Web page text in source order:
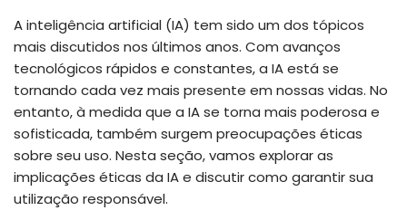
A inteligência artificial (IA) tem sido um dos tópicos
mais discutidos nos últimos anos. Com avanços
tecnológicos rápidos e constantes, a IA está se
tornando cada vez mais presente em nossas vidas. No
entanto, à medida que a IA se torna mais poderosa e
sofisticada, também surgem preocupações éticas
sobre seu uso. Nesta seção, vamos explorar as
implicações éticas da IA e discutir como garantir sua
utilização responsável.